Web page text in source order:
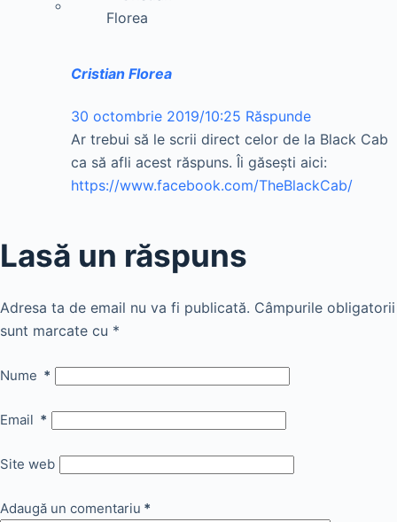
Cristian Florea
30 octombrie 2019/10:25 Răspunde
Ar trebui să le scrii direct celor de la Black Cab
ca să afli acest răspuns. Îi găsești aici:
https://www.facebook.com/TheBlackCab/
Lasă un răspuns
Adresa ta de email nu va fi publicată. Câmpurile obligatorii
sunt marcate cu *
Nume *
Email *
Site web
Adaugă un comentariu *